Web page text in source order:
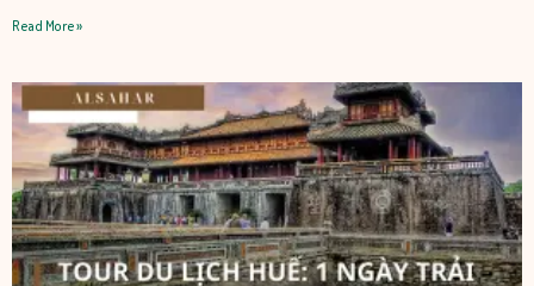
Read More »